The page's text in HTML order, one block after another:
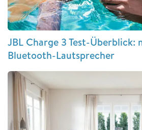
JBL Charge 3 Test-Überblick:
Bluetooth-Lautsprecher